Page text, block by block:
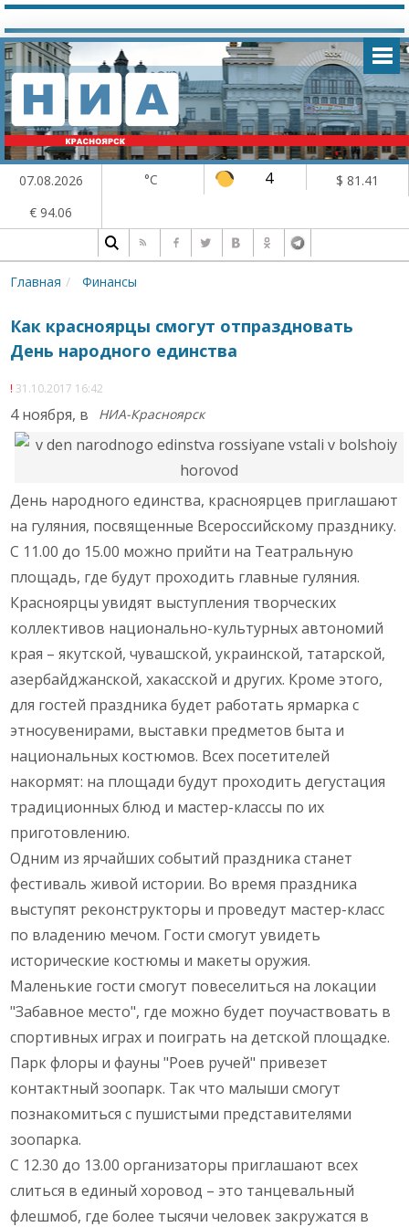
07.08.2026 °C 4
$ 81.41
€ 94.06
Главная Финансы
Как красноярцы смогут отпраздновать
День народного единства
31.10.2017 16:42
НИА-Красноярск
4 ноября, в
День народного единства, красноярцев приглашают
на гуляния, посвященные Всероссийскому празднику.
С 11.00 до 15.00 можно прийти на Театральную
площадь, где будут проходить главные гуляния.
Красноярцы увидят выступления творческих
коллективов национально-культурных автономий
края – якутской, чувашской, украинской, татарской,
азербайджанской, хакасской и других. Кроме этого,
для гостей праздника будет работать ярмарка с
этносувенирами, выставки предметов быта и
национальных костюмов. Всех посетителей
накормят: на площади будут проходить дегустация
традиционных блюд и мастер-классы по их
приготовлению.
Одним из ярчайших событий праздника станет
фестиваль живой истории. Во время праздника
выступят реконструкторы и проведут мастер-класс
по владению мечом. Гости смогут увидеть
исторические костюмы и макеты оружия.
Маленькие гости смогут повеселиться на локации
"Забавное место", где можно будет поучаствовать в
спортивных играх и поиграть на детской площадке.
Парк флоры и фауны "Роев ручей" привезет
контактный зоопарк. Так что малыши смогут
познакомиться с пушистыми представителями
зоопарка.
С 12.30 до 13.00 организаторы приглашают всех
слиться в единый хоровод – это танцевальный
флешмоб, где более тысячи человек закружатся в